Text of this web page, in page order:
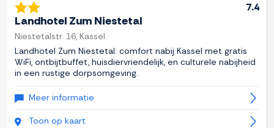
7.4
Landhotel Zum Niestetal
Niestetalstr. 16, Kassel
Landhotel Zum Niestetal: comfort nabij Kassel met gratis
WiFi, ontbijtbuffet, huisdiervriendelijk, en culturele nabijheid
in een rustige dorpsomgeving.
Meer informatie
Toon op kaart